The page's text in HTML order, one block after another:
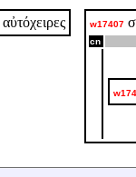
αὐτόχειρες w17407
cn